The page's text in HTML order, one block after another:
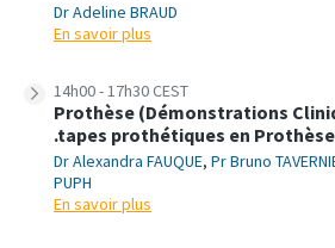
Dr Adeline BRAUD
En savoir plus
14h00 - 17h30 CEST
Prothèse (Démonstrations
.tapes prothétiques en
Dr Alexandra FAUQUE, Pr Bruno
PUPH
En savoir plus